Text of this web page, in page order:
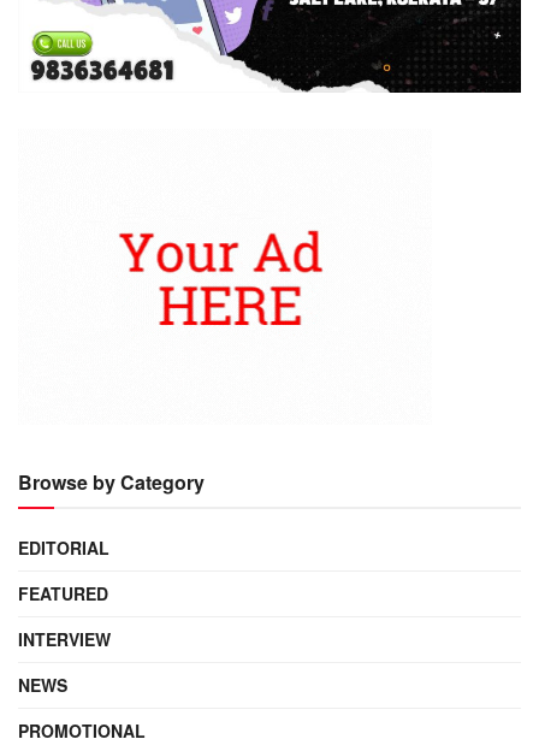
Browse by Category
EDITORIAL
FEATURED
INTERVIEW
NEWS
PROMOTIONAL